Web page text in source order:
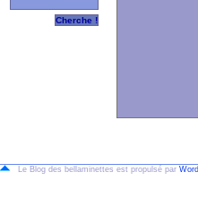
Le Blog des bellaminettes est propulsé par